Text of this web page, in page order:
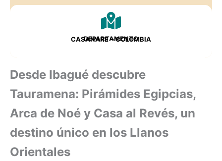
DEPARTAMENTO
CASANARE – COLOMBIA
Desde Ibagué descubre
Tauramena: Pirámides Egipcias,
Arca de Noé y Casa al Revés, un
destino único en los Llanos
Orientales